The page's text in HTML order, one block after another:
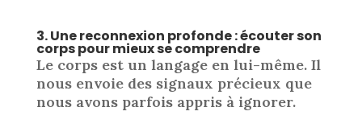
3. Une reconnexion profonde : écouter son
corps pour mieux se comprendre
Le corps est un langage en lui-même. Il
nous envoie des signaux précieux que
nous avons parfois appris à ignorer.